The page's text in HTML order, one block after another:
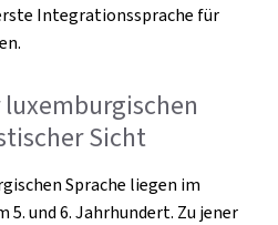
Integrationssprache für
Sicht
Sprache liegen im
und 6. Jahrhundert. Zu jener